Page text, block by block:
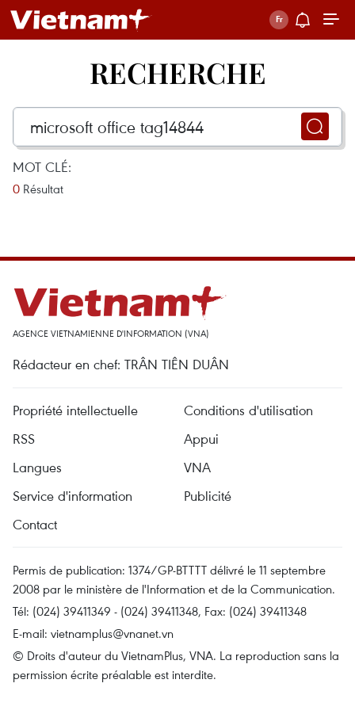
RECHERCHE
MOT CLÉ:
0 Résultat
AGENCE VIETNAMIENNE D'INFORMATION (VNA)
Rédacteur en chef: TRÂN TIÊN DUÂN
Propriété intellectuelle
Conditions d'utilisation
RSS
Appui
Langues
VNA
Service d'information
Publicité
Contact
Permis de publication: 1374/GP-BTTTT délivré le 11 septembre
2008 par le ministère de l'Information et de la Communication.
Tél: (024) 39411349 - (024) 39411348, Fax: (024) 39411348
E-mail: vietnamplus@vnanet.vn
© Droits d'auteur du VietnamPlus, VNA. La reproduction sans la
permission écrite préalable est interdite.